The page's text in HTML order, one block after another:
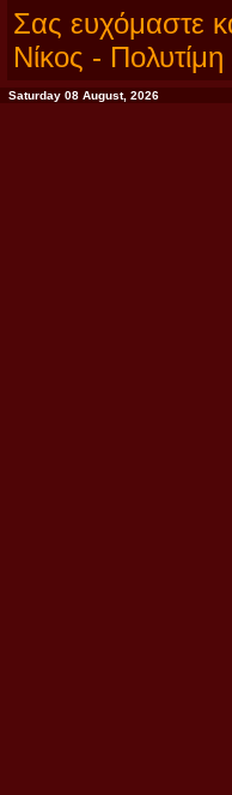
Σας ευχόμαστε
Νίκος - Πολυτίμη
Saturday 08 August, 2026